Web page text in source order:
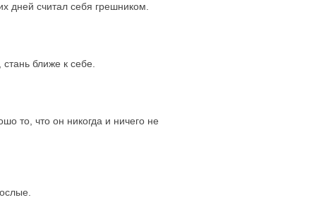
дней считал себя грешником.
ближе к себе.
то, что он никогда и ничего не